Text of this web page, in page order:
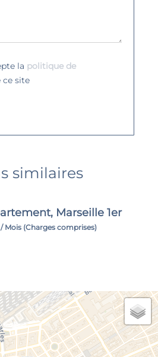
la politique de
ce site
similaires
Marseille 1er
Mois (Charges comprises)